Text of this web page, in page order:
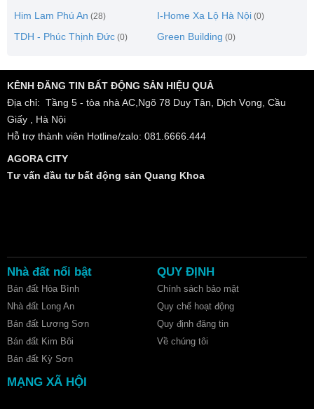
Him Lam Phú An (28) I-Home Xa Lộ Hà Nội (0)
TDH - Phúc Thịnh Đức (0) Green Building (0)
KÊNH ĐĂNG TIN BẤT ĐỘNG SẢN HIỆU QUẢ
Địa chỉ: Tầng 5 - tòa nhà AC,Ngõ 78 Duy Tân, Dịch Vọng, Cầu
Giấy , Hà Nội
Hỗ trợ thành viên Hotline/zalo: 081.6666.444
AGORA CITY
Tư vấn đầu tư bất động sản Quang Khoa
Nhà đất nổi bật
Bán đất Hòa Bình
Nhà đất Long An
Bán đất Lương Sơn
Bán đất Kim Bôi
Bán đất Kỳ Sơn
QUY ĐỊNH
Chính sách bảo mật
Quy chế hoạt động
Quy định đăng tin
Về chúng tôi
MẠNG XÃ HỘI